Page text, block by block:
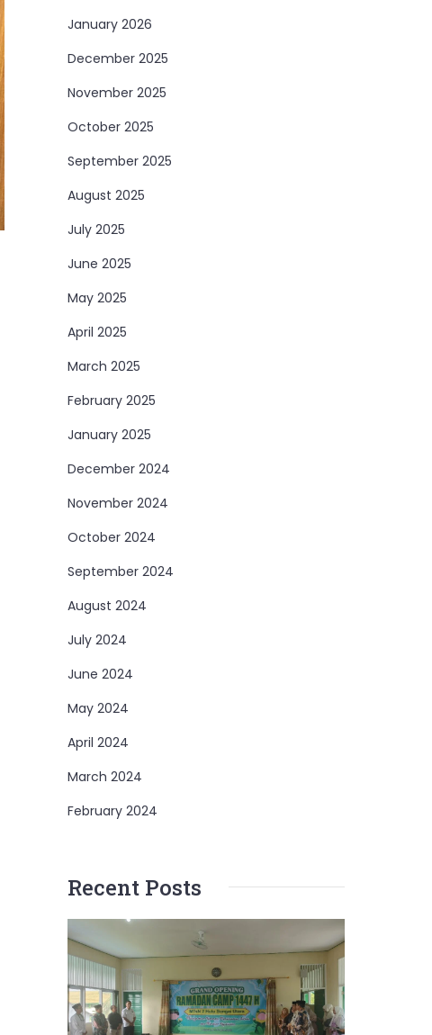
January 2026
December 2025
November 2025
October 2025
September 2025
August 2025
July 2025
June 2025
May 2025
April 2025
March 2025
February 2025
January 2025
December 2024
November 2024
October 2024
September 2024
August 2024
July 2024
June 2024
May 2024
April 2024
March 2024
February 2024
Recent Posts